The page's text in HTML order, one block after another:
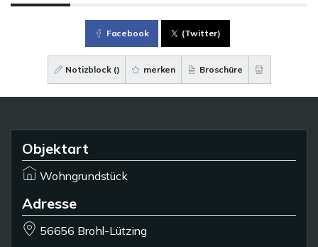
Facebook (Twitter)
Notizblock () merken Broschüre
Objektart
Wohngrundstück
Adresse
56656 Brohl-Lützing